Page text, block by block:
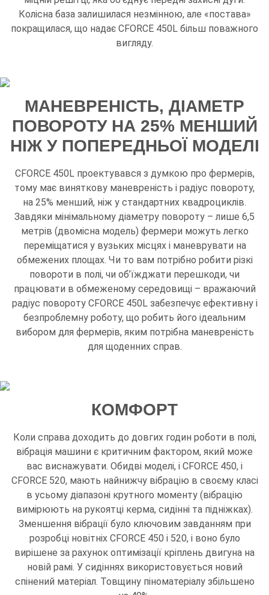
Колісна база залишилася незмінною, але «постава»
покращилася, що надає CFORCE 450L більш поважного
вигляду.
МАНЕВРЕНІСТЬ, ДІАМЕТР
ПОВОРОТУ НА 25% МЕНШИЙ
НІЖ У ПОПЕРЕДНЬОЇ МОДЕЛІ
CFORCE 450L проектувався з думкою про фермерів,
тому має виняткову маневреність і радіус повороту,
на 25% менший, ніж у стандартних квадроциклів.
Завдяки мінімальному діаметру повороту – лише 6,5
метрів (двомісна модель) фермери можуть легко
переміщатися у вузьких місцях і маневрувати на
обмежених площах. Чи то вам потрібно робити різкі
повороти в полі, чи об’їжджати перешкоди, чи
працювати в обмеженому середовищі – вражаючий
радіус повороту CFORCE 450L забезпечує ефективну і
безпроблемну роботу, що робить його ідеальним
вибором для фермерів, яким потрібна маневреність
для щоденних справ.
КОМФОРТ
Коли справа доходить до довгих годин роботи в полі,
вібрація машини є критичним фактором, який може
вас виснажувати. Обидві моделі, і CFORCE 450, і
CFORCE 520, мають найнижчу вібрацію в своєму класі
в усьому діапазоні крутного моменту (вібрацію
вимірюють на рукоятці керма, сидінні та підніжках).
Зменшення вібрації було ключовим завданням при
розробці новітніх CFORCE 450 і 520, і воно було
вирішене за рахунок оптимізації кріплень двигуна на
новій рамі. У сидіннях використовується новий
спінений матеріал. Товщину піноматеріалу збільшено